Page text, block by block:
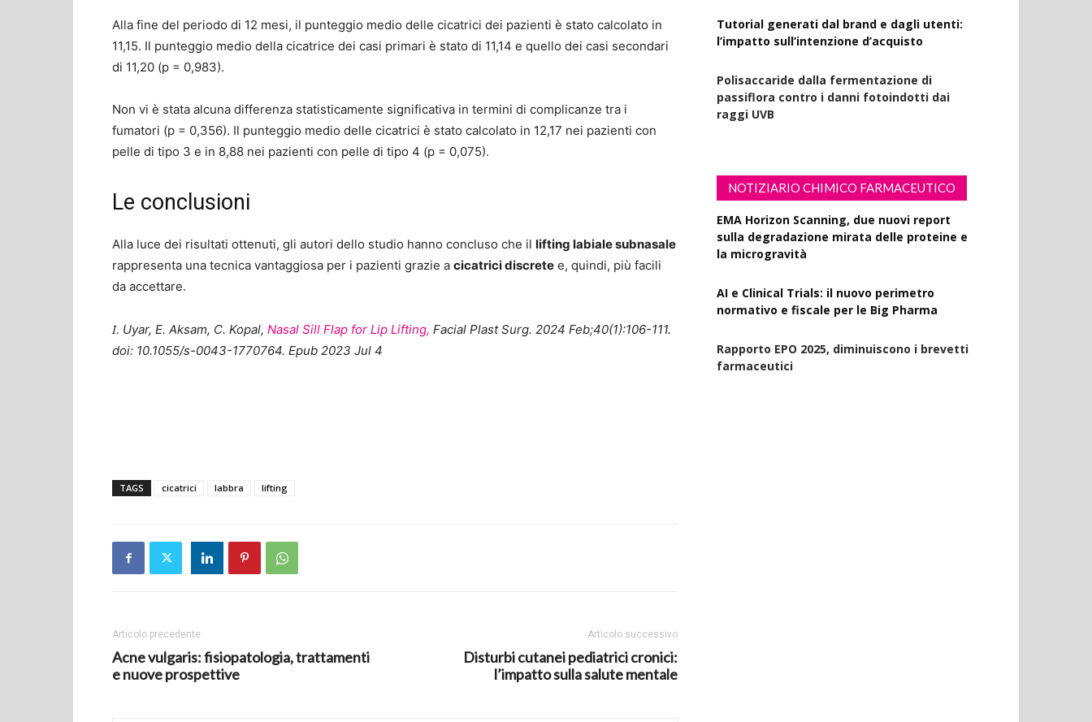
Alla fine del periodo di 12 mesi, il punteggio medio delle cicatrici dei pazienti è stato calcolato in
11,15. Il punteggio medio della cicatrice dei casi primari è stato di 11,14 e quello dei casi secondari
di 11,20 (p = 0,983).
Non vi è stata alcuna differenza statisticamente significativa in termini di complicanze tra i
fumatori (p = 0,356). Il punteggio medio delle cicatrici è stato calcolato in 12,17 nei pazienti con
pelle di tipo 3 e in 8,88 nei pazienti con pelle di tipo 4 (p = 0,075).
Le conclusioni
Alla luce dei risultati ottenuti, gli autori dello studio hanno concluso che il lifting labiale subnasale
rappresenta una tecnica vantaggiosa per i pazienti grazie a cicatrici discrete e, quindi, più facili
da accettare.
I. Uyar, E. Aksam, C. Kopal, Nasal Sill Flap for Lip Lifting, Facial Plast Surg. 2024 Feb;40(1):106-111.
doi: 10.1055/s-0043-1770764. Epub 2023 Jul 4
TAGS cicatrici labbra lifting
Articolo precedente
Acne vulgaris: fisiopatologia, trattamenti
e nuove prospettive
Articolo successivo
Disturbi cutanei pediatrici cronici:
l’impatto sulla salute mentale
Tutorial generati dal brand e dagli utenti:
l’impatto sull’intenzione d’acquisto
Polisaccaride dalla fermentazione di
passiflora contro i danni fotoindotti dai
raggi UVB
NOTIZIARIO CHIMICO FARMACEUTICO
EMA Horizon Scanning, due nuovi report
sulla degradazione mirata delle proteine e
la microgravità
AI e Clinical Trials: il nuovo perimetro
normativo e fiscale per le Big Pharma
Rapporto EPO 2025, diminuiscono i brevetti
farmaceutici